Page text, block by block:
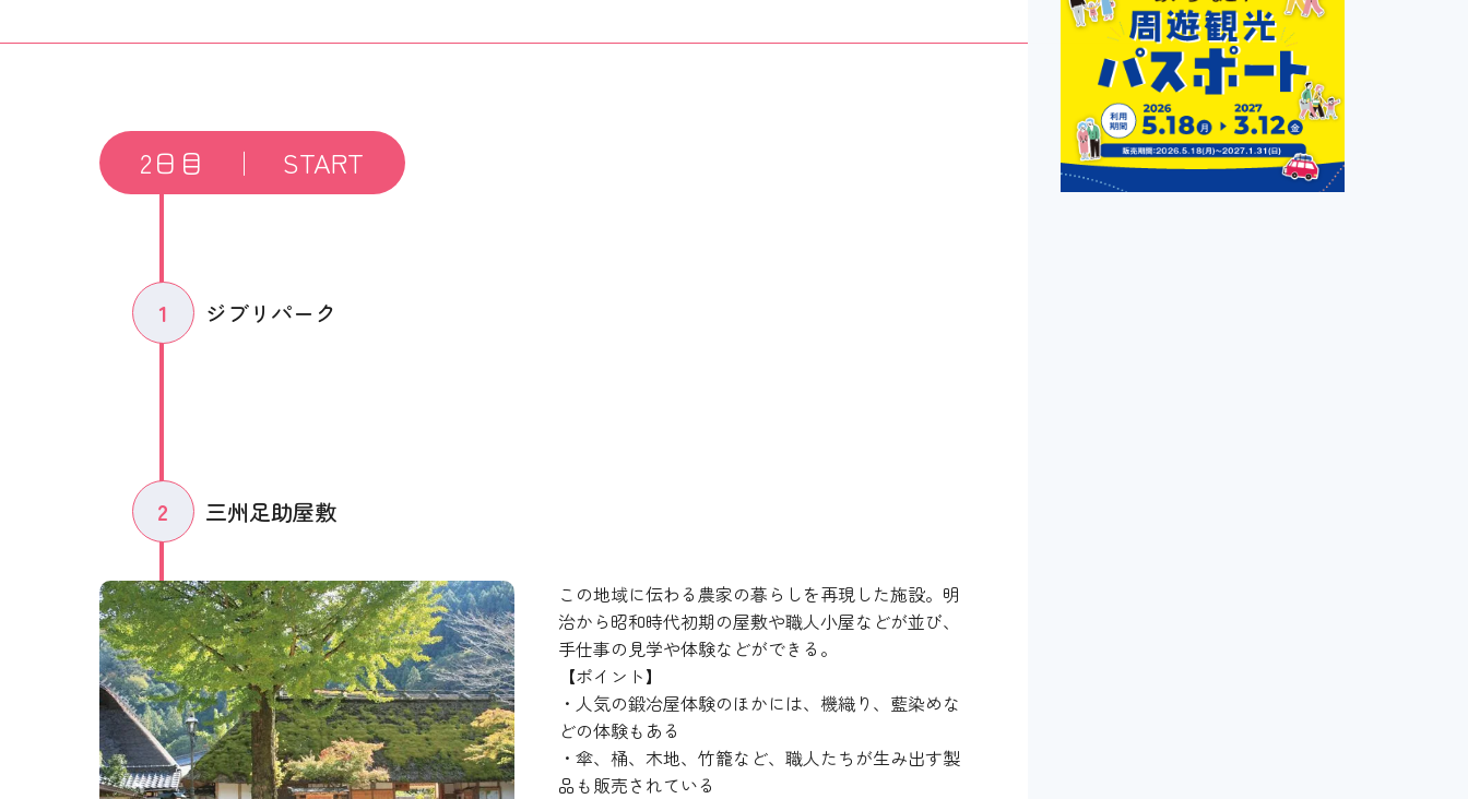
2日目 ｜ START
1 ジブリパーク
2 三州足助屋敷
この地域に伝わる農家の暮らしを再現した施設。明
治から昭和時代初期の屋敷や職人小屋などが並び、
手仕事の見学や体験などができる。
【ポイント】
・人気の鍛冶屋体験のほかには、機織り、藍染めな
どの体験もある
・傘、桶、木地、竹籠など、職人たちが生み出す製
品も販売されている